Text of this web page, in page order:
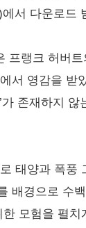
서 다운로드
프랭크 허버
서 영감을 받
가 존재하지
태양과 폭풍
배경으로 수
모험을 펼치